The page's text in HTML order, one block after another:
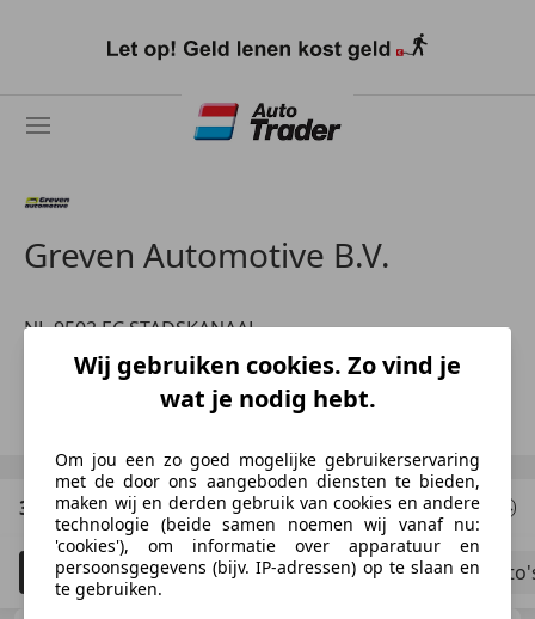
naar
Greven Automotive B.V.
NL-9502 EC STADSKANAAL
Afdeling Verkoop
Toon nummer
3 Resultatenvoor uw zoekopdracht
Filteren 5 Bouwjaar tot 2006
Wij gebruiken cookies. Zo vind je
wat je nodig hebt.
Om jou een zo goed mogelijke gebruikerservaring
met de door ons aangeboden diensten te bieden,
maken wij en derden gebruik van cookies en andere
technologie (beide samen noemen wij vanaf nu:
'cookies'), om informatie over apparatuur en
persoonsgegevens (bijv. IP-adressen) op te slaan en
te gebruiken.